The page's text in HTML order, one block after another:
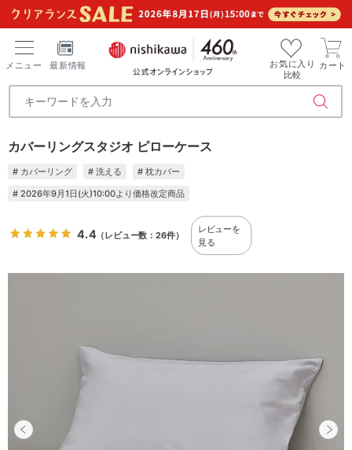
メニュー 最新情報
お気に入り
比較
カート
カバーリングスタジオ ピローケース
# カバーリング # 洗える
# 枕カバー
# 2026年9月1日(火)10:00より価格改定商品
4.4 （レビュー数：26件）
レビューを
見る